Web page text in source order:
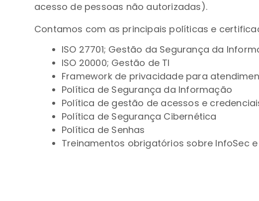
acesso de pessoas não autorizadas).
Contamos com as principais políticas e
ISO 27701; Gestão da Segurança da
ISO 20000; Gestão de TI
Framework de privacidade para
Política de Segurança da Informação
Política de gestão de acessos e
Política de Segurança Cibernética
Política de Senhas
Treinamentos obrigatórios sobre InfoSec e